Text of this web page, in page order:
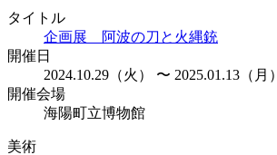
タイトル
企画展 阿波の刀と火縄銃
開催日
2024.10.29（火） 〜 2025.01.13（月）
開催会場
海陽町立博物館
美術